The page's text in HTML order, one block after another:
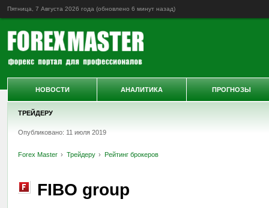
Пятница, 7 Августа 2026 года (обновлено 6 минут назад)
ТРЕЙДЕРУ
Опубликовано: 11 июля 2019
Forex Master Трейдеру Рейтинг брокеров
FIBO group
НОВОСТИ АНАЛИТИКА ПРОГНОЗЫ